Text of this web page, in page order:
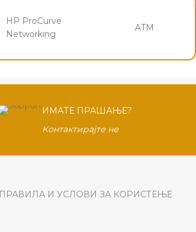
HP ProCurve
Networking
ATM
ИМАТЕ ПРАШАЊЕ?
Контактирајте не
ПРАВИЛА И УСЛОВИ ЗА КОРИСТЕЊЕ